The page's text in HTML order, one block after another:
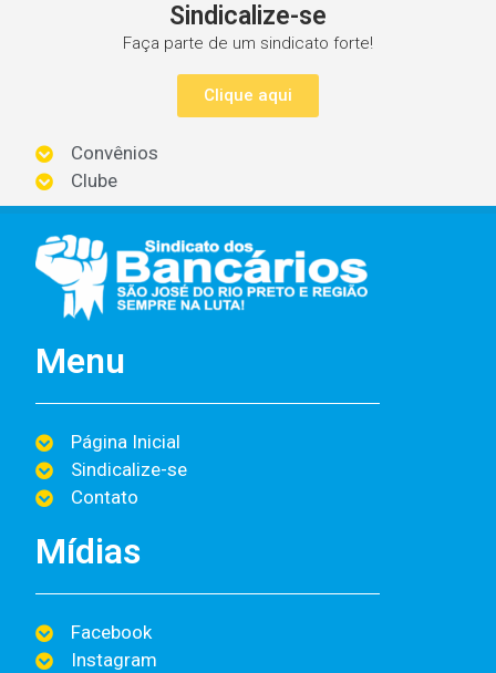
Sindicalize-se
Faça parte de um sindicato forte!
Clique aqui
Convênios
Clube
Menu
Página Inicial
Sindicalize-se
Contato
Mídias
Facebook
Instagram